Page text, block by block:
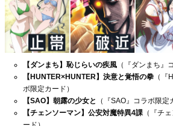
【ダンまち】恥じらいの疾風 （『ダンまち』
【HUNTER×HUNTER】決意と覚悟の拳 （
ボ限定カード）
【SAO】朝露の少女と
（『SAO』コラボ限定
【チェンソーマン】公安対魔特異4課 （『チ